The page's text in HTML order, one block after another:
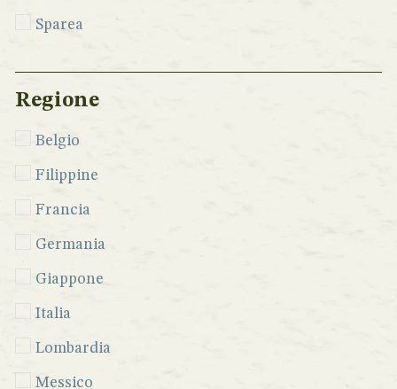
Sparea
Regione
Belgio
Filippine
Francia
Germania
Giappone
Italia
Lombardia
Messico